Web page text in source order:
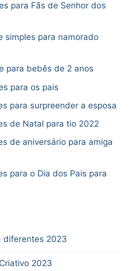
para Fãs de Senhor dos
simples para namorado
para bebês de 2 anos
para os pais
para surpreender a esposa
de Natal para tio 2022
de aniversário para amiga
para o Dia dos Pais para
diferentes 2023
2023